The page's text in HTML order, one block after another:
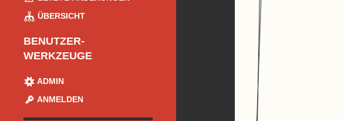
ÜBERSICHT
BENUTZER-
WERKZEUGE
ADMIN
ANMELDEN